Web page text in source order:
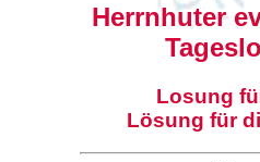
Herrnhuter
Losung
Lösung für